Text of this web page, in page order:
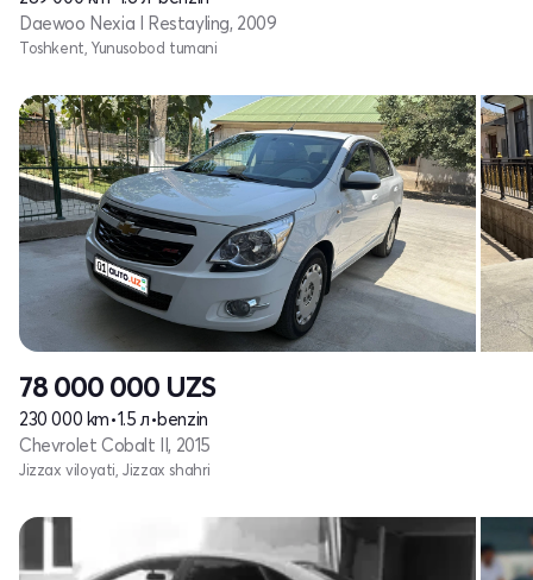
Daewoo Nexia I Restayling, 2009
Toshkent, Yunusobod tumani
78 000 000 UZS
230 000 km•1.5 л•benzin
Chevrolet Cobalt II, 2015
Jizzax viloyati, Jizzax shahri